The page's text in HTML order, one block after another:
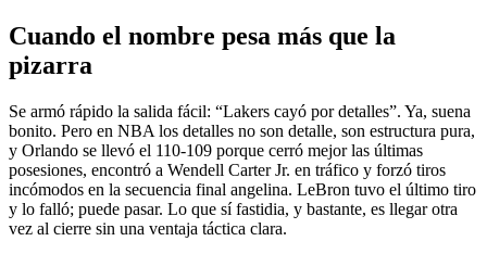
Cuando el nombre pesa más que la
pizarra
Se armó rápido la salida fácil: “Lakers cayó por detalles”. Ya, suena
bonito. Pero en NBA los detalles no son detalle, son estructura pura,
y Orlando se llevó el 110-109 porque cerró mejor las últimas
posesiones, encontró a Wendell Carter Jr. en tráfico y forzó tiros
incómodos en la secuencia final angelina. LeBron tuvo el último tiro
y lo falló; puede pasar. Lo que sí fastidia, y bastante, es llegar otra
vez al cierre sin una ventaja táctica clara.